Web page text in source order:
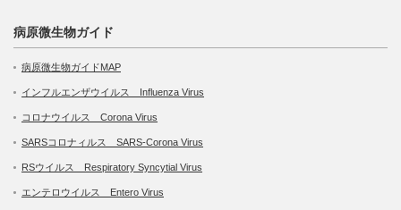
病原微生物ガイド
病原微生物ガイドMAP
インフルエンザウイルス Influenza Virus
コロナウイルス Corona Virus
SARSコロナィルス SARS-Corona Virus
RSウイルス Respiratory Syncytial Virus
エンテロウイルス Entero Virus